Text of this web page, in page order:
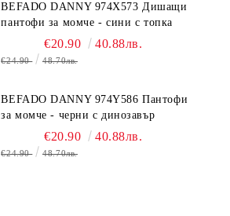
BEFADO DANNY 974X573 Дишащи
пантофи за момче - сини с топка
€20.90 40.88лв.
€24.90 48.70лв.
BEFADO DANNY 974Y586 Пантофи
за момче - черни с динозавър
€20.90 40.88лв.
€24.90 48.70лв.